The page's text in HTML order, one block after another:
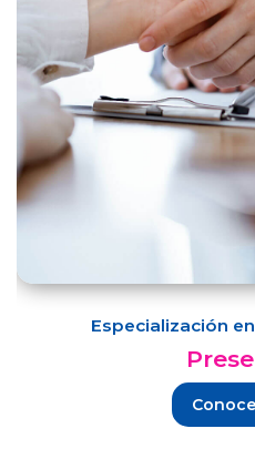
Especialización